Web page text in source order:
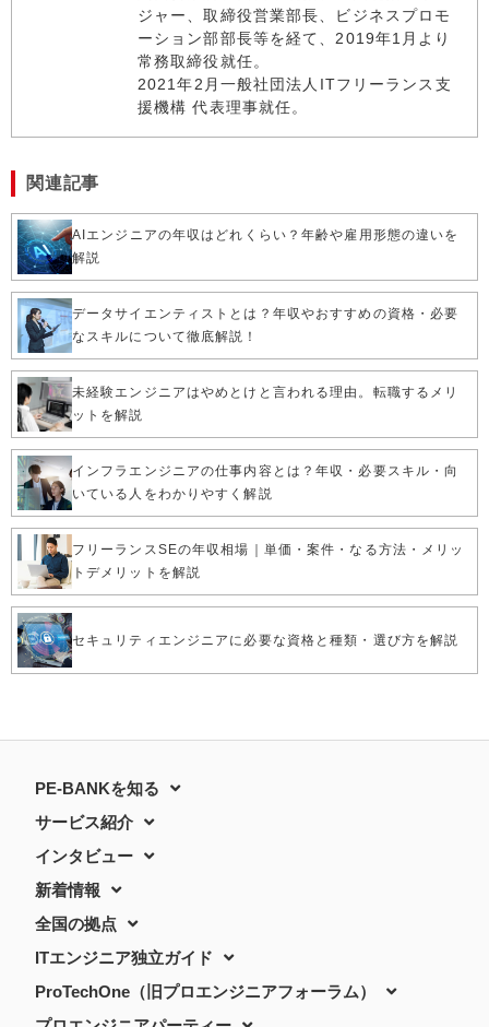
ジャー、取締役営業部長、ビジネスプロモ
ーション部部長等を経て、2019年1月より
常務取締役就任。
2021年2月一般社団法人ITフリーランス支
援機構 代表理事就任。
関連記事
AIエンジニアの年収はどれくらい？年齢や雇用形態の違いを
解説
データサイエンティストとは？年収やおすすめの資格・必要
なスキルについて徹底解説！
未経験エンジニアはやめとけと言われる理由。転職するメリ
ットを解説
インフラエンジニアの仕事内容とは？年収・必要スキル・向
いている人をわかりやすく解説
フリーランスSEの年収相場｜単価・案件・なる方法・メリッ
トデメリットを解説
セキュリティエンジニアに必要な資格と種類・選び方を解説
PE-BANKを知る
サービス紹介
インタビュー
新着情報
全国の拠点
ITエンジニア独立ガイド
ProTechOne（旧プロエンジニアフォーラム）